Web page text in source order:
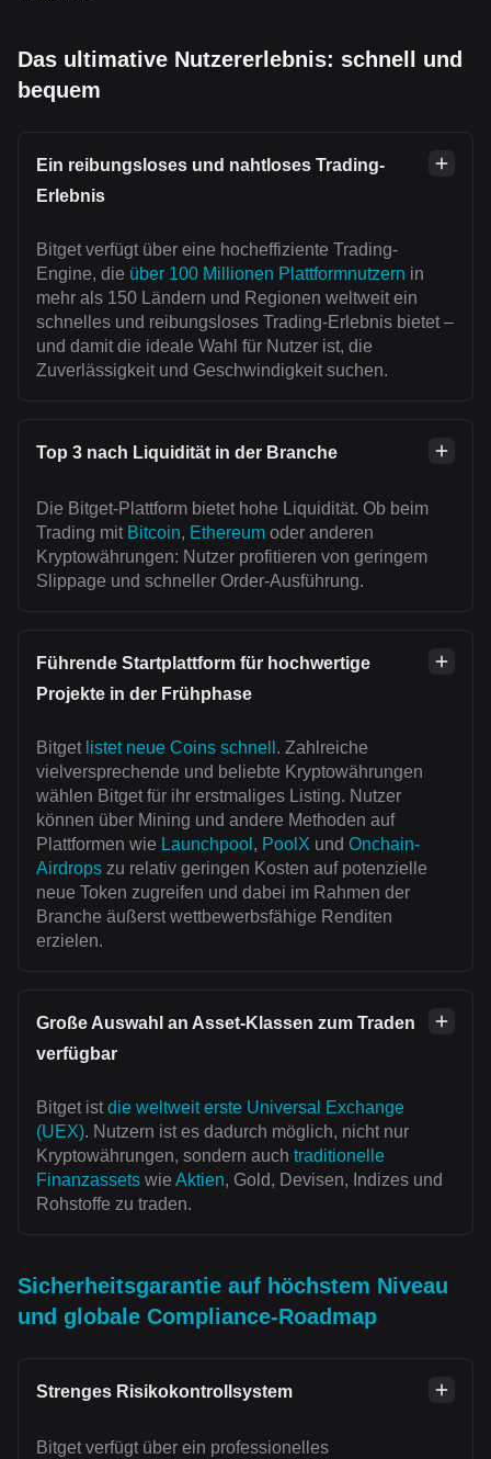
Das ultimative Nutzererlebnis: schnell und
bequem
Ein reibungsloses und nahtloses Trading-
Erlebnis
Bitget verfügt über eine hocheffiziente Trading-
Engine, die über 100 Millionen Plattformnutzern in
mehr als 150 Ländern und Regionen weltweit ein
schnelles und reibungsloses Trading-Erlebnis bietet –
und damit die ideale Wahl für Nutzer ist, die
Zuverlässigkeit und Geschwindigkeit suchen.
Top 3 nach Liquidität in der Branche
Die Bitget-Plattform bietet hohe Liquidität. Ob beim
Trading mit Bitcoin, Ethereum oder anderen
Kryptowährungen: Nutzer profitieren von geringem
Slippage und schneller Order-Ausführung.
Führende Startplattform für hochwertige
Projekte in der Frühphase
Bitget listet neue Coins schnell . Zahlreiche
vielversprechende und beliebte Kryptowährungen
wählen Bitget für ihr erstmaliges Listing. Nutzer
können über Mining und andere Methoden auf
Plattformen wie Launchpool , PoolX und Onchain-
Airdrops zu relativ geringen Kosten auf potenzielle
neue Token zugreifen und dabei im Rahmen der
Branche äußerst wettbewerbsfähige Renditen
erzielen.
Große Auswahl an Asset-Klassen zum Traden
verfügbar
Bitget ist die weltweit erste Universal Exchange
(UEX). Nutzern ist es dadurch möglich, nicht nur
Kryptowährungen, sondern auch traditionelle
Finanzassets wie Aktien, Gold, Devisen, Indizes und
Rohstoffe zu traden.
Sicherheitsgarantie auf höchstem Niveau
und globale Compliance-Roadmap
Strenges Risikokontrollsystem
Bitget verfügt über ein professionelles